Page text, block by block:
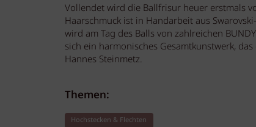
Vollendet wird die Ballfrisur heuer erstmals
Haarschmuck ist in Handarbeit aus
wird am Tag des Balls von zahlreichen
sich ein harmonisches Gesamtkunstwerk,
Hannes Steinmetz.
Themen:
Hochstecken & Flechten